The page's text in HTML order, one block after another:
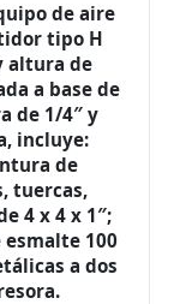
de aire
tipo H
altura de
a base de
de 1/4″ y
incluye:
de
tuercas,
4 x 4 x 1″;
100
a dos